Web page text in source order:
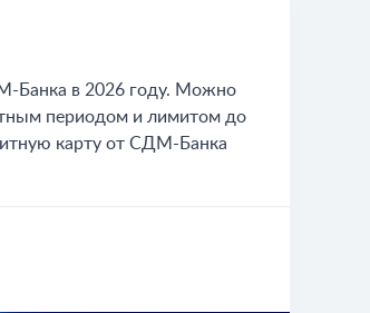
Банка в 2026 году. Можно
периодом и лимитом до
карту от СДМ-Банка